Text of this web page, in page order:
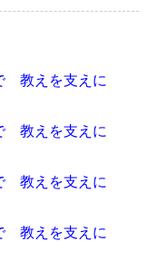
教えを支えに
教えを支えに
教えを支えに
教えを支えに